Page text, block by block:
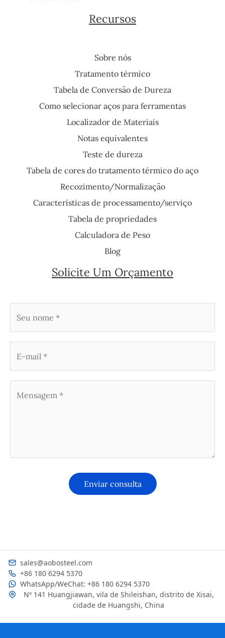
Recursos
Sobre nós
Tratamento térmico
Tabela de Conversão de Dureza
Como selecionar aços para ferramentas
Localizador de Materiais
Notas equivalentes
Teste de dureza
Tabela de cores do tratamento térmico do aço
Recozimento/Normalização
Características de processamento/serviço
Tabela de propriedades
Calculadora de Peso
Blog
Solicite Um Orçamento
Nº 141 Huangjiawan, vila de Shileishan, distrito de Xisai,
cidade de Huangshi, China
+86 180 6294 5370
WhatsApp/WeChat: +86 180 6294 5370
sales@aobosteel.com
KO